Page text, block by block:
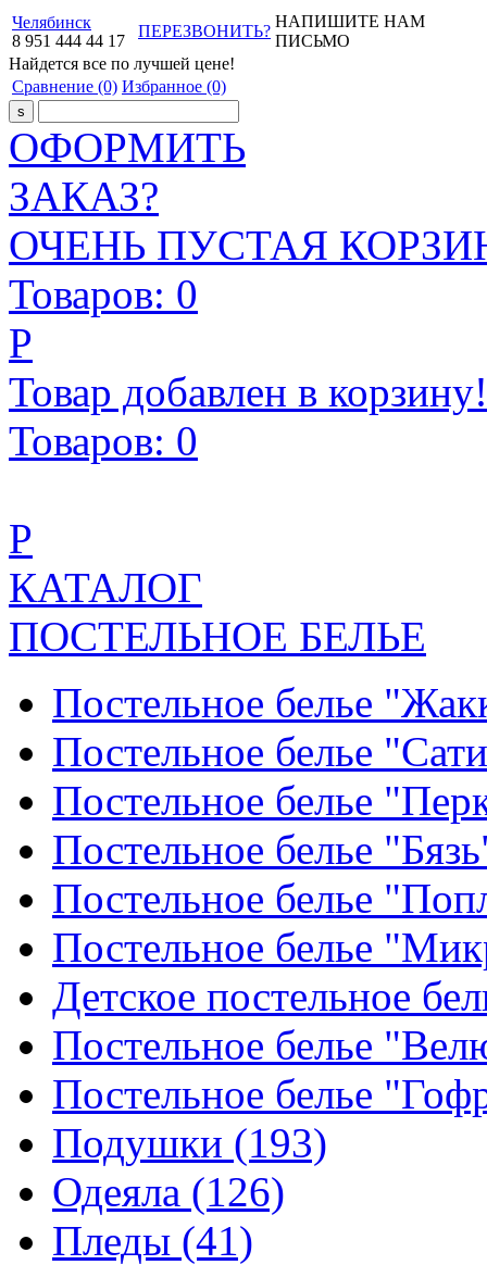
Челябинск
8 951 444 44 17
ПЕРЕЗВОНИТЬ?
НАПИШИТЕ НАМ
ПИСЬМО
Найдется все по лучшей цене!
Сравнение (0) Избранное (0)
ОФОРМИТЬ
ЗАКАЗ?
ОЧЕНЬ ПУСТАЯ
Товаров: 0
Р
Товар добавлен в корзину!
Товаров: 0
Р
КАТАЛОГ
ПОСТЕЛЬНОЕ БЕЛЬЕ
Постельное белье
Постельное белье
Постельное белье
Постельное белье
Постельное белье
Постельное белье
Детское постельное
Постельное белье
Постельное белье
Подушки (193)
Одеяла (126)
Пледы (41)